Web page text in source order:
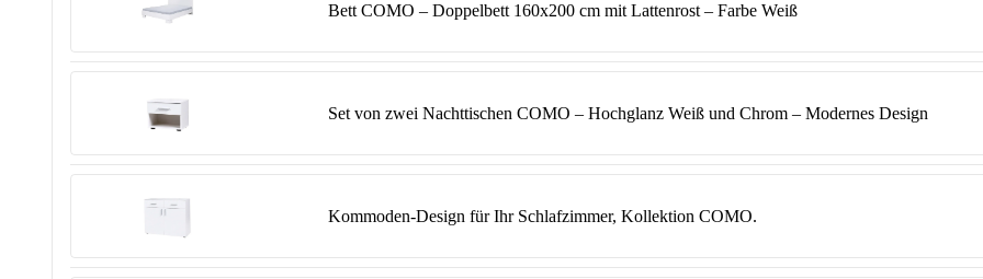
Bett COMO – Doppelbett 160x200 cm mit Lattenrost – Farbe Weiß
Set von zwei Nachttischen COMO – Hochglanz Weiß und Chrom – Modernes Design
Kommoden-Design für Ihr Schlafzimmer, Kollektion COMO.